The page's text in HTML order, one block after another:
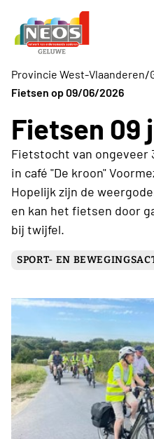
Provincie West-Vlaanderen/
Fietsen op 09/06/2026
Fietsen 09
Fietstocht van ongeveer
in café "De kroon"
Hopelijk zijn de
en kan het fietsen door
bij twijfel.
SPORT- EN